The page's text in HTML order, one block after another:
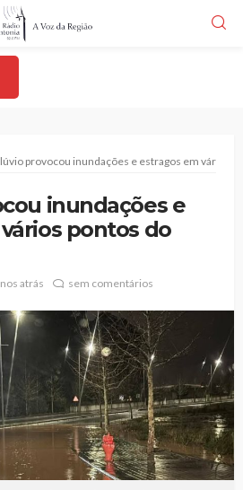
provocou inundações e estragos em vários
inundações e
pontos do
atrás sem comentários